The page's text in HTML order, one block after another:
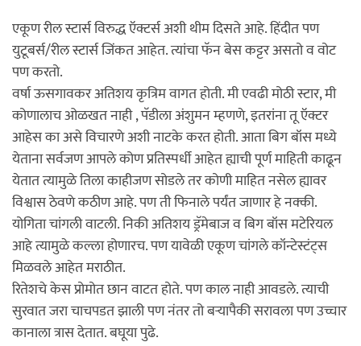
एकूण रील स्टार्स विरुद्ध ऍक्टर्स अशी थीम दिसते आहे. हिंदीत पण
युटूबर्स/रील स्टार्स जिंकत आहेत. त्यांचा फॅन बेस कट्टर असतो व वोट
पण करतो.
वर्षा ऊसगावकर अतिशय कृत्रिम वागत होती. मी एवढी मोठी स्टार, मी
कोणालाच ओळखत नाही , पॅडीला अंशुमन म्हणणे, इतरांना तू ऍक्टर
आहेस का असे विचारणे अशी नाटके करत होती. आता बिग बॉस मध्ये
येताना सर्वजण आपले कोण प्रतिस्पर्धी आहेत ह्याची पूर्ण माहिती काढून
येतात त्यामुळे तिला काहीजण सोडले तर कोणी माहित नसेल ह्यावर
विश्वास ठेवणे कठीण आहे. पण ती फिनाले पर्यंत जाणार हे नक्की.
योगिता चांगली वाटली. निकी अतिशय ड्रॅमेबाज व बिग बॉस मटेरियल
आहे त्यामुळे कल्ला होणारच. पण यावेळी एकूण चांगले कॉन्टेस्टंट्स
मिळवले आहेत मराठीत.
रितेशचे केस प्रोमोत छान वाटत होते. पण काल नाही आवडले. त्याची
सुरवात जरा चाचपडत झाली पण नंतर तो बऱ्यापैकी सरावला पण उच्चार
कानाला त्रास देतात. बघूया पुढे.